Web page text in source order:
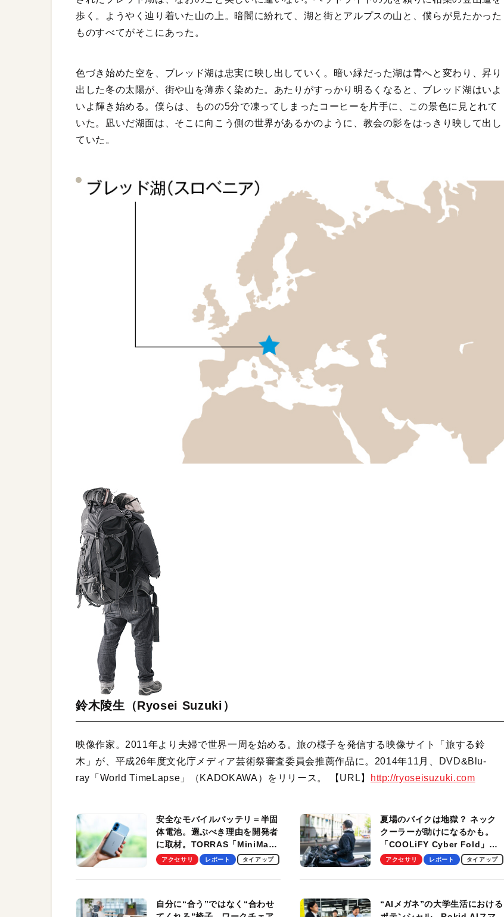
歩く。ようやく辿り着いた山の上。暗闇に紛れて、湖と街とアルプスの山と、僕らが見たかった
ものすべてがそこにあった。
色づき始めた空を、ブレッド湖は忠実に映し出していく。暗い緑だった湖は青へと変わり、昇り
出した冬の太陽が、街や山を薄赤く染めた。あたりがすっかり明るくなると、ブレッド湖はいよ
いよ輝き始める。僕らは、ものの5分で凍ってしまったコーヒーを片手に、この景色に見とれて
いた。凪いだ湖面は、そこに向こう側の世界があるかのように、教会の影をはっきり映して出し
ていた。
鈴木陵生（Ryosei Suzuki）
映像作家。2011年より夫婦で世界一周を始める。旅の様子を発信する映像サイト「旅する鈴
木」が、平成26年度文化庁メディア芸術祭審査委員会推薦作品に。2014年11月、DVD&Blu-
ray「World TimeLapse」（KADOKAWA）をリリース。 【URL】
http://ryoseisuzuki.com
安全なモバイルバッテリ＝半固
体電池。選ぶべき理由を開発者
に取材。TORRAS「MiniMag
Pro」の実機レビューも
アクセサリ レポート タイアップ
夏場のバイクは地獄？ ネック
クーラーが助けになるかも。
「COOLiFY Cyber Fold」レ
ビュー。冷却の速さ、密着する
性がグッド！
アクセサリ レポート タイアップ
自分に“合う”ではなく“合わせ
“AIメガネ”の大学生活における